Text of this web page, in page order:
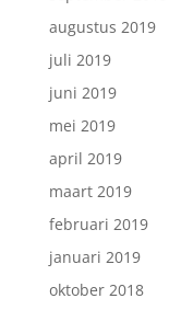
augustus 2019
juli 2019
juni 2019
mei 2019
april 2019
maart 2019
februari 2019
januari 2019
oktober 2018